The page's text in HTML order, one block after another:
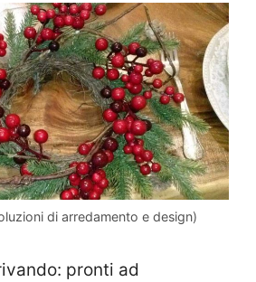
di arredamento e design)
pronti ad